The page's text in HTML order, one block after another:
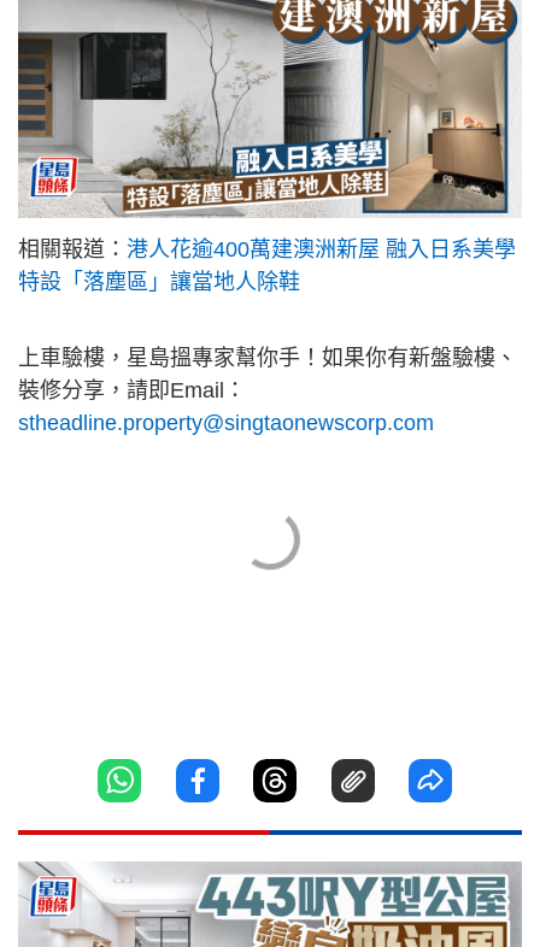
相關報道： 港人花逾400萬建澳洲新屋 融入日系美學
特設「落塵區」讓當地人除鞋
上車驗樓，星島搵專家幫你手！如果你有新盤驗樓、
裝修分享，請即Email：
stheadline.property@singtaonewscorp.com